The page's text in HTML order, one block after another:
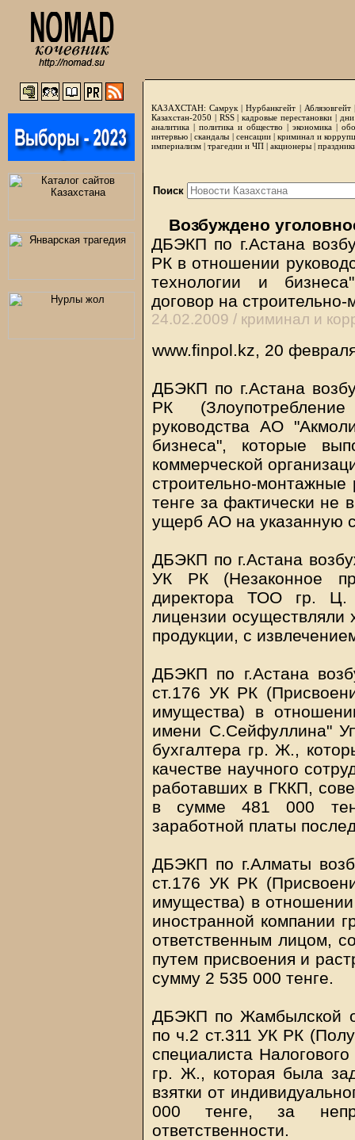
КАЗАХСТАН: Самрук |Нурбанкгейт | Аблязовгейт
Казахстан-2050 | RSS|кадровые перестановки|
аналитика | политика и общество | экономика |
интервью |скандалы | сенсации|криминал и
империализм | трагедии и ЧП | акционеры |
Поиск
Возбуждено
ДБЭКП по г.Астана
РК в отношении
технологии и
договор на
24.02.2009 / криминал и
www.finpol.kz, 20
ДБЭКП по г.Астана
РК
руководства АО
бизнеса", которые
коммерческой
строительно-
тенге за фактически не
ущерб АО на указанную
ДБЭКП по г.Астана
УК РК (Незаконное
директора ТОО гр.
лицензии осуществляли
продукции, с
ДБЭКП по г.Астана
ст.176 УК РК
имущества) в
имени С.Сейфуллина"
бухгалтера гр. Ж.,
качестве научного
работавших в ГККП,
в сумме 481 000
заработной платы
ДБЭКП по г.Алматы
ст.176 УК РК
имущества) в
иностранной компании
ответственным лицом,
путем присвоения и
сумму 2 535 000 тенге.
ДБЭКП по Жамбылской
по ч.2 ст.311 УК РК
специалиста
гр. Ж., которая была
взятки от
000 тенге, за
ответственности.